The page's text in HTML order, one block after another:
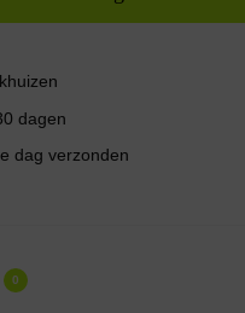
dagen
dag verzonden
0